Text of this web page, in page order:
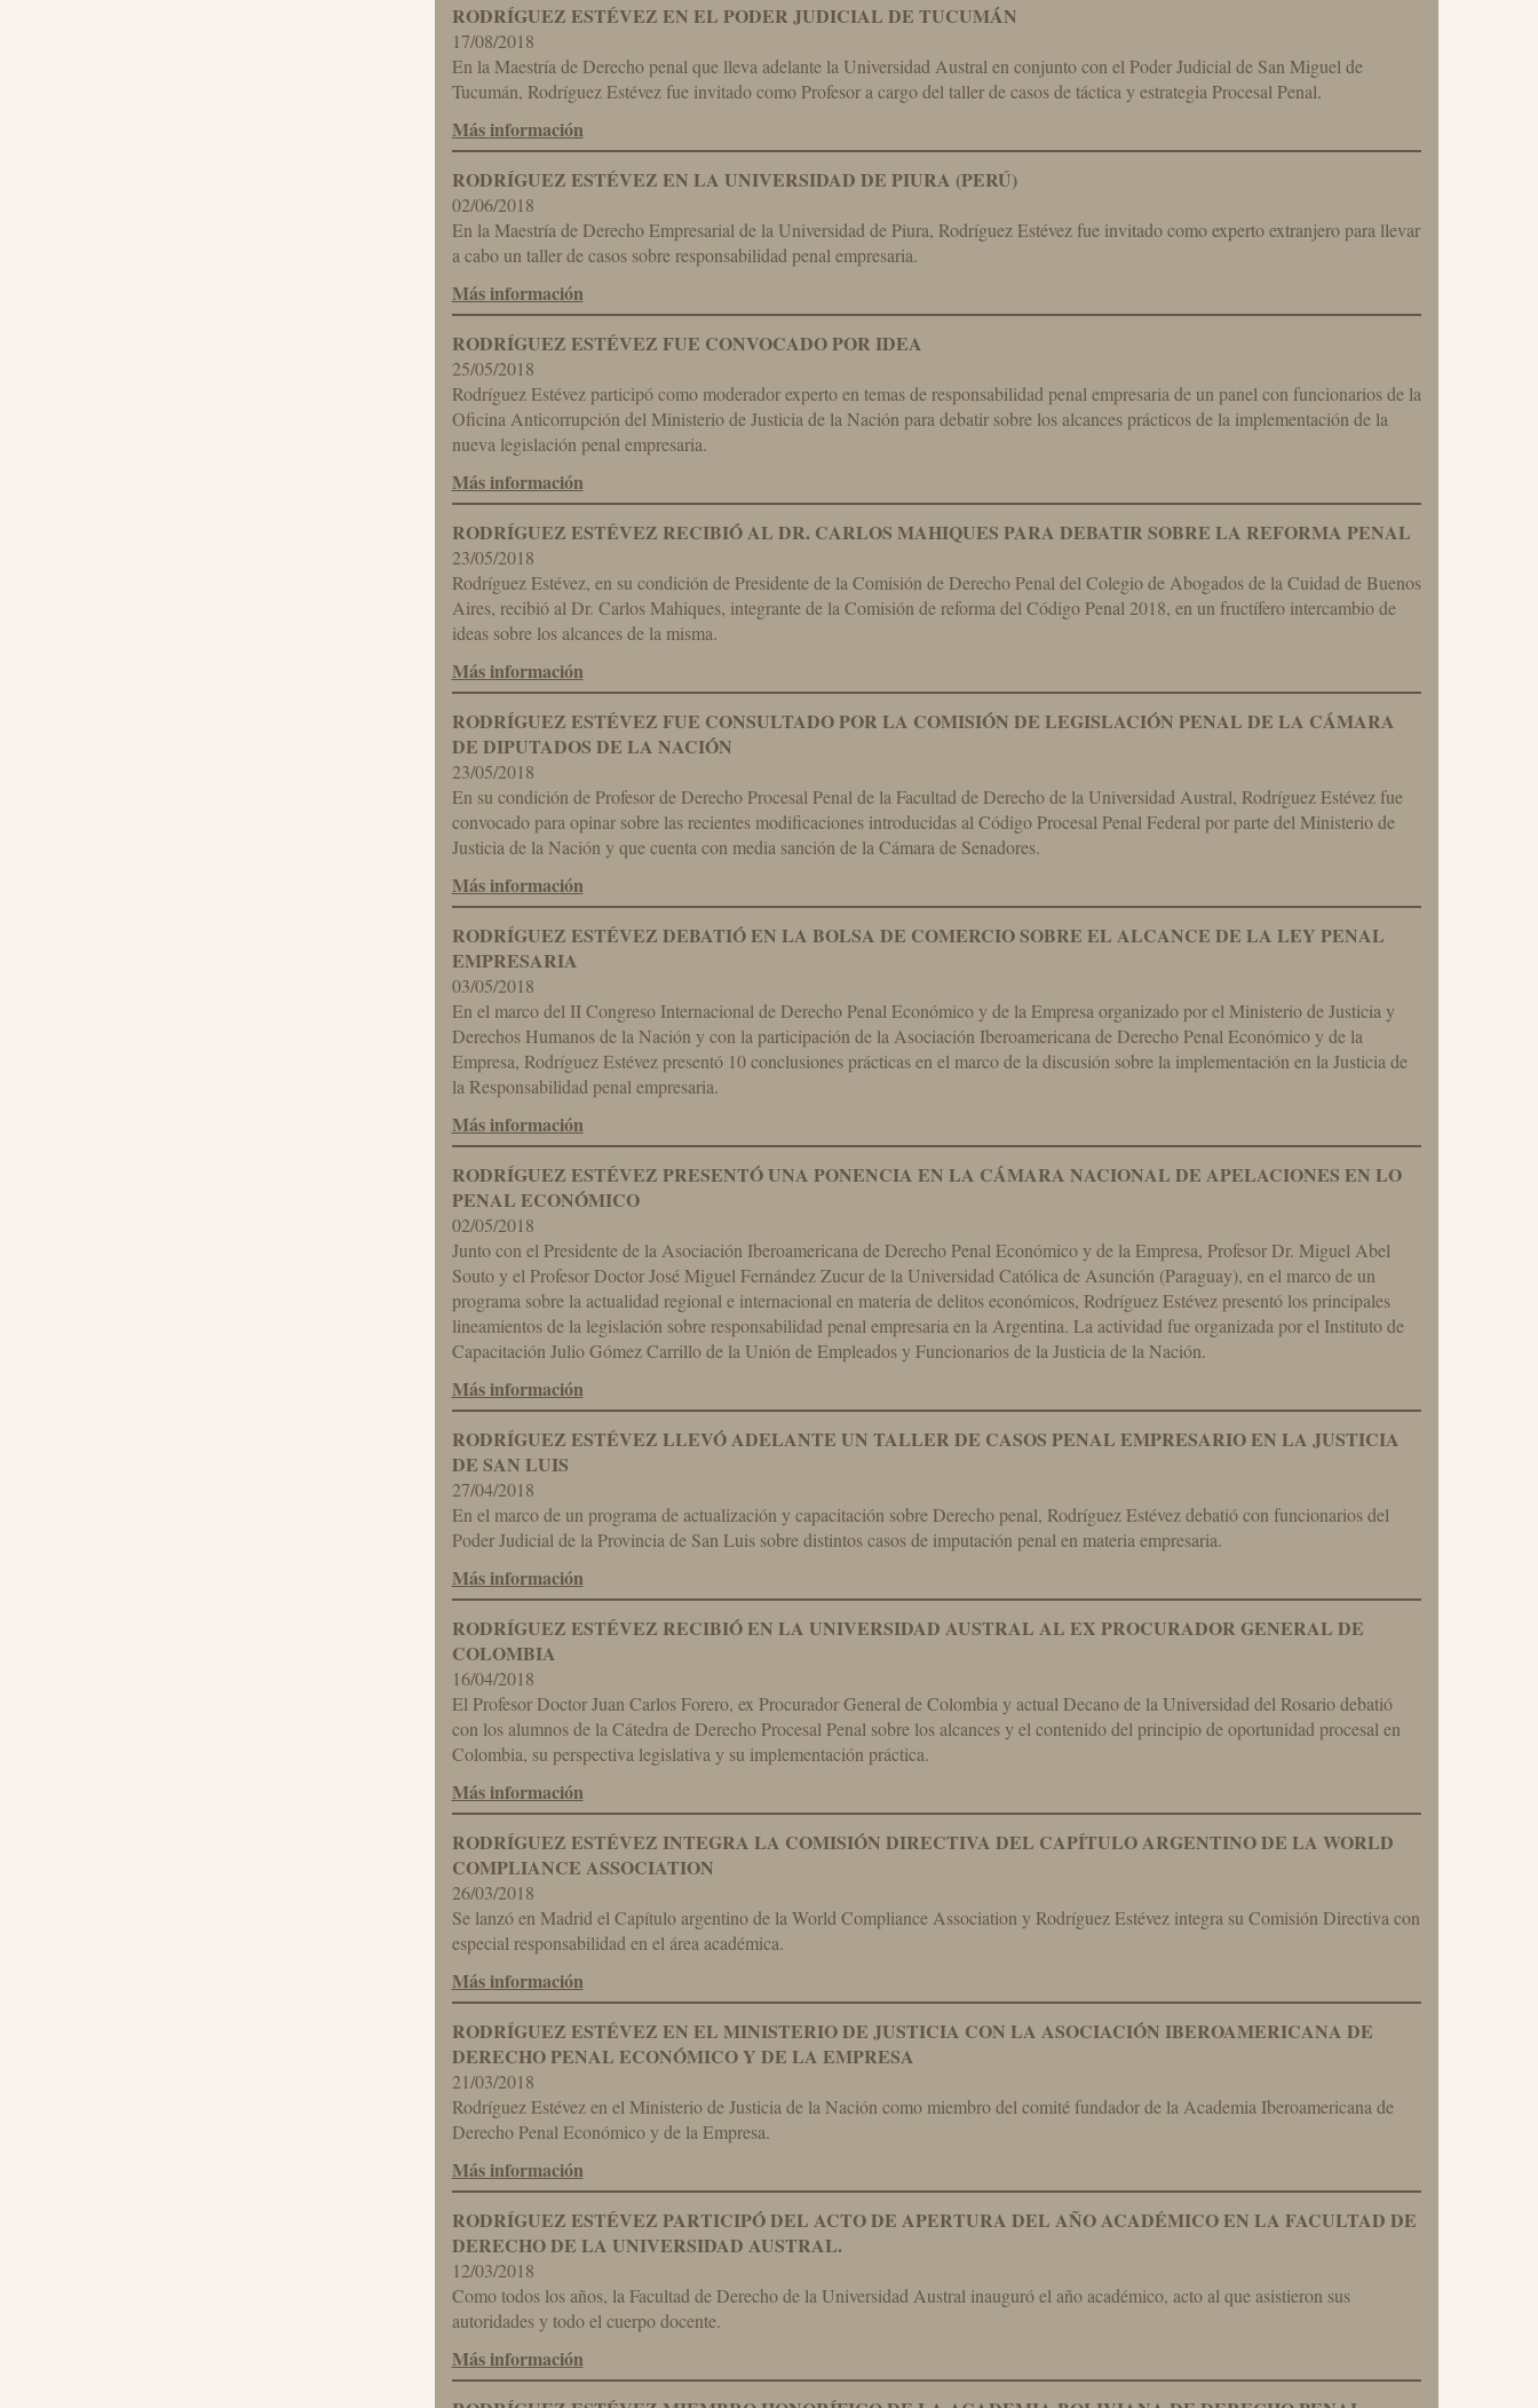
RODRÍGUEZ ESTÉVEZ EN EL PODER JUDICIAL DE TUCUMÁN
17/08/2018
En la Maestría de Derecho penal que lleva adelante la Universidad Austral en conjunto con el Poder Judicial de San Miguel de
Tucumán, Rodríguez Estévez fue invitado como Profesor a cargo del taller de casos de táctica y estrategia Procesal Penal.
Más información
RODRÍGUEZ ESTÉVEZ EN LA UNIVERSIDAD DE PIURA (PERÚ)
02/06/2018
En la Maestría de Derecho Empresarial de la Universidad de Piura, Rodríguez Estévez fue invitado como experto extranjero para llevar
a cabo un taller de casos sobre responsabilidad penal empresaria.
Más información
RODRÍGUEZ ESTÉVEZ FUE CONVOCADO POR IDEA
25/05/2018
Rodríguez Estévez participó como moderador experto en temas de responsabilidad penal empresaria de un panel con funcionarios de la
Oficina Anticorrupción del Ministerio de Justicia de la Nación para debatir sobre los alcances prácticos de la implementación de la
nueva legislación penal empresaria.
Más información
RODRÍGUEZ ESTÉVEZ RECIBIÓ AL DR. CARLOS MAHIQUES PARA DEBATIR SOBRE LA REFORMA PENAL
23/05/2018
Rodríguez Estévez, en su condición de Presidente de la Comisión de Derecho Penal del Colegio de Abogados de la Cuidad de Buenos
Aires, recibió al Dr. Carlos Mahiques, integrante de la Comisión de reforma del Código Penal 2018, en un fructífero intercambio de
ideas sobre los alcances de la misma.
Más información
RODRÍGUEZ ESTÉVEZ FUE CONSULTADO POR LA COMISIÓN DE LEGISLACIÓN PENAL DE LA CÁMARA
DE DIPUTADOS DE LA NACIÓN
23/05/2018
En su condición de Profesor de Derecho Procesal Penal de la Facultad de Derecho de la Universidad Austral, Rodríguez Estévez fue
convocado para opinar sobre las recientes modificaciones introducidas al Código Procesal Penal Federal por parte del Ministerio de
Justicia de la Nación y que cuenta con media sanción de la Cámara de Senadores.
Más información
RODRÍGUEZ ESTÉVEZ DEBATIÓ EN LA BOLSA DE COMERCIO SOBRE EL ALCANCE DE LA LEY PENAL
EMPRESARIA
03/05/2018
En el marco del II Congreso Internacional de Derecho Penal Económico y de la Empresa organizado por el Ministerio de Justicia y
Derechos Humanos de la Nación y con la participación de la Asociación Iberoamericana de Derecho Penal Económico y de la
Empresa, Rodríguez Estévez presentó 10 conclusiones prácticas en el marco de la discusión sobre la implementación en la Justicia de
la Responsabilidad penal empresaria.
Más información
RODRÍGUEZ ESTÉVEZ PRESENTÓ UNA PONENCIA EN LA CÁMARA NACIONAL DE APELACIONES EN LO
PENAL ECONÓMICO
02/05/2018
Junto con el Presidente de la Asociación Iberoamericana de Derecho Penal Económico y de la Empresa, Profesor Dr. Miguel Abel
Souto y el Profesor Doctor José Miguel Fernández Zucur de la Universidad Católica de Asunción (Paraguay), en el marco de un
programa sobre la actualidad regional e internacional en materia de delitos económicos, Rodríguez Estévez presentó los principales
lineamientos de la legislación sobre responsabilidad penal empresaria en la Argentina. La actividad fue organizada por el Instituto de
Capacitación Julio Gómez Carrillo de la Unión de Empleados y Funcionarios de la Justicia de la Nación.
Más información
RODRÍGUEZ ESTÉVEZ LLEVÓ ADELANTE UN TALLER DE CASOS PENAL EMPRESARIO EN LA JUSTICIA
DE SAN LUIS
27/04/2018
En el marco de un programa de actualización y capacitación sobre Derecho penal, Rodríguez Estévez debatió con funcionarios del
Poder Judicial de la Provincia de San Luis sobre distintos casos de imputación penal en materia empresaria.
Más información
RODRÍGUEZ ESTÉVEZ RECIBIÓ EN LA UNIVERSIDAD AUSTRAL AL EX PROCURADOR GENERAL DE
COLOMBIA
16/04/2018
El Profesor Doctor Juan Carlos Forero, ex Procurador General de Colombia y actual Decano de la Universidad del Rosario debatió
con los alumnos de la Cátedra de Derecho Procesal Penal sobre los alcances y el contenido del principio de oportunidad procesal en
Colombia, su perspectiva legislativa y su implementación práctica.
Más información
RODRÍGUEZ ESTÉVEZ INTEGRA LA COMISIÓN DIRECTIVA DEL CAPÍTULO ARGENTINO DE LA WORLD
COMPLIANCE ASSOCIATION
26/03/2018
Se lanzó en Madrid el Capítulo argentino de la World Compliance Association y Rodríguez Estévez integra su Comisión Directiva con
especial responsabilidad en el área académica.
Más información
RODRÍGUEZ ESTÉVEZ EN EL MINISTERIO DE JUSTICIA CON LA ASOCIACIÓN IBEROAMERICANA DE
DERECHO PENAL ECONÓMICO Y DE LA EMPRESA
21/03/2018
Rodríguez Estévez en el Ministerio de Justicia de la Nación como miembro del comité fundador de la Academia Iberoamericana de
Derecho Penal Económico y de la Empresa.
Más información
RODRÍGUEZ ESTÉVEZ PARTICIPÓ DEL ACTO DE APERTURA DEL AÑO ACADÉMICO EN LA FACULTAD DE
DERECHO DE LA UNIVERSIDAD AUSTRAL.
12/03/2018
Como todos los años, la Facultad de Derecho de la Universidad Austral inauguró el año académico, acto al que asistieron sus
autoridades y todo el cuerpo docente.
Más información